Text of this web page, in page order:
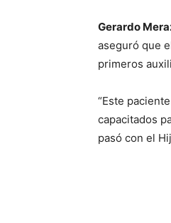
Gerardo
aseguró que
primeros
“Este
capacitados
pasó con el